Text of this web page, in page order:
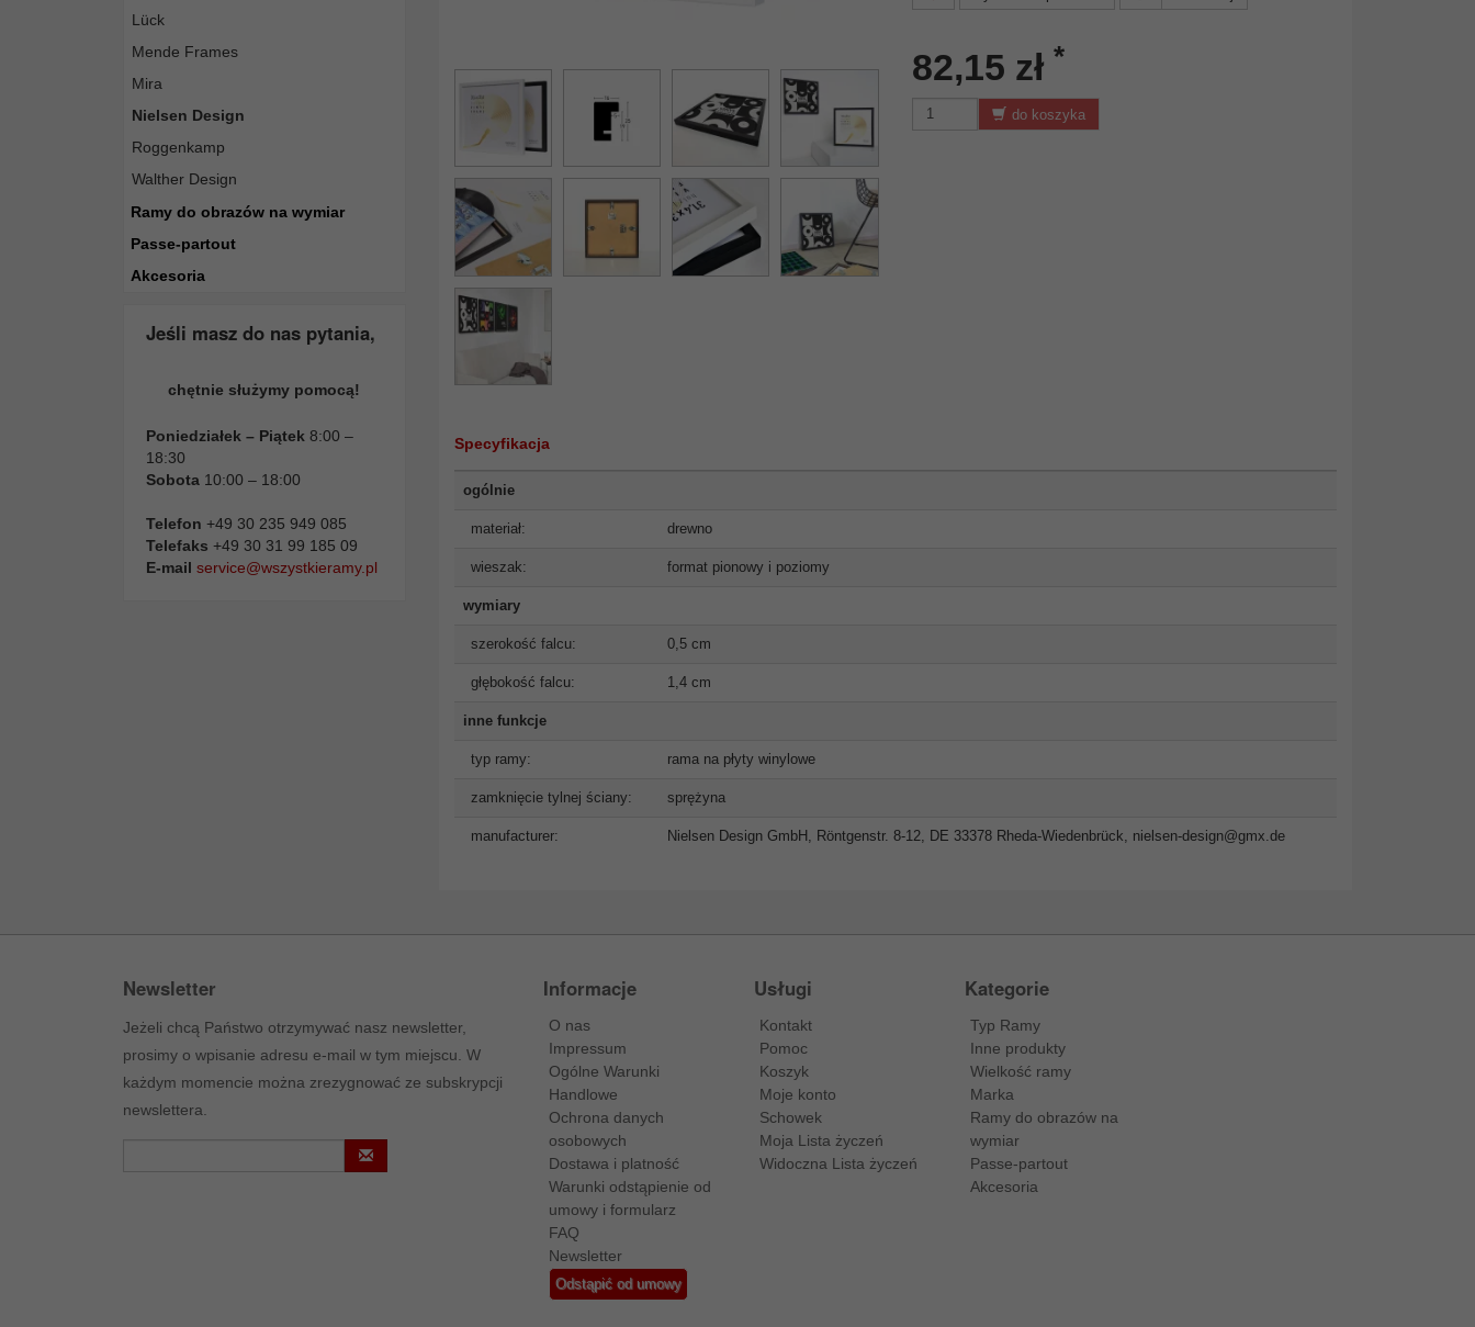
Lück
Mende Frames
Mira
Nielsen Design
Roggenkamp
Walther Design
Ramy do obrazów na wymiar
Passe-partout
Akcesoria
Jeśli masz do nas pytania,
chętnie służymy pomocą!
Poniedziałek – Piątek 8:00 –
18:30
Sobota 10:00 – 18:00
Telefon +49 30 235 949 085
Telefaks +49 30 31 99 185 09
E-mail service@wszystkieramy.pl
82,15 zł *
do koszyka
Specyfikacja
ogólnie
materiał: drewno
wieszak: format pionowy i poziomy
wymiary
szerokość falcu: 0,5 cm
głębokość falcu: 1,4 cm
inne funkcje
typ ramy: rama na płyty winylowe
zamknięcie tylnej ściany: sprężyna
manufacturer: Nielsen Design GmbH, Röntgenstr. 8-12, DE 33378 Rheda-Wiedenbrück, nielsen-design@gmx.de
Newsletter
Jeżeli chcą Państwo otrzymywać nasz newsletter,
prosimy o wpisanie adresu e-mail w tym miejscu. W
każdym momencie można zrezygnować ze subskrypcji
newslettera.
Informacje
O nas
Impressum
Ogólne Warunki
Handlowe
Ochrona danych
osobowych
Dostawa i platność
Warunki odstąpienie od
umowy i formularz
FAQ
Newsletter
Odstąpić od umowy
Usługi
Kontakt
Pomoc
Koszyk
Moje konto
Schowek
Moja Lista życzeń
Widoczna Lista życzeń
Kategorie
Typ Ramy
Inne produkty
Wielkość ramy
Marka
Ramy do obrazów na
wymiar
Passe-partout
Akcesoria